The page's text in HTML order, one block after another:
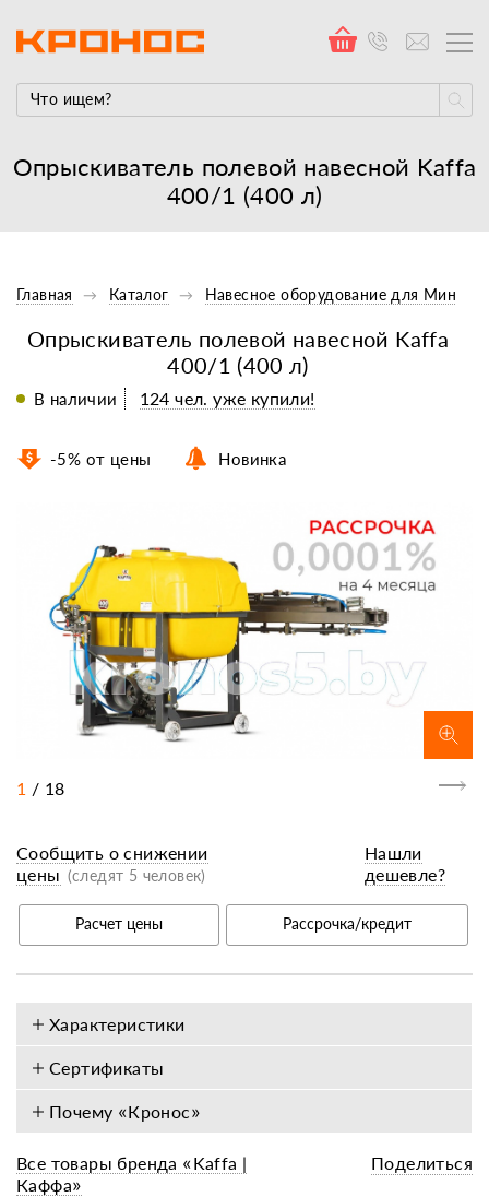
Опрыскиватель полевой навесной Kaffa
400/1 (400 л)
Главная Каталог Навесное оборудование для
Опрыскиватель полевой навесной Kaffa
400/1 (400 л)
В наличии 124 чел. уже купили!
-5% от цены Новинка
1 / 18
Расчет цены Рассрочка/кредит
Сообщить о снижении
цены (следят 5 человек)
Нашли
дешевле?
Характеристики
Сертификаты
Почему «Кронос»
Все товары бренда «Kaffa |
Каффа»
Поделиться